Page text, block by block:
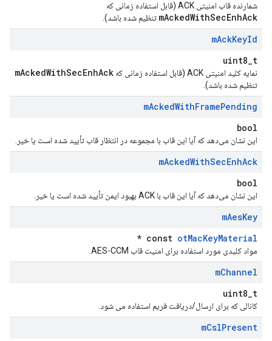
شمارنده قاب امنیتی ACK (قابل استفاده زمانی که
mAckedWithSecEnhAck تنظیم شده باشد).
mAckKeyId
uint8_t
نمایه کلید امنیتی ACK (قابل استفاده زمانی که mAckedWithSecEnhAck
تنظیم شده باشد).
mAckedWithFramePending
bool
این نشان می‌دهد که آیا این قاب با مجموعه در انتظار قاب تأیید شده است یا خیر.
mAckedWithSecEnhAck
bool
این نشان می‌دهد که آیا این قاب با ACK بهبود ایمن تأیید شده است یا خیر.
mAesKey
const otMacKeyMaterial
*
مواد کلیدی مورد استفاده برای امنیت قاب AES-CCM.
mChannel
uint8_t
کانالی که برای ارسال/دریافت فریم استفاده می شود.
mCslPresent